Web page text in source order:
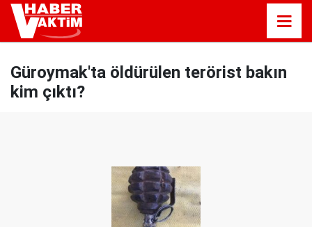
Güroymak'ta öldürülen terörist bakın
kim çıktı?